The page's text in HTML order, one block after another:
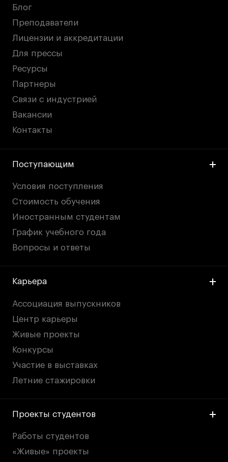
Блог
Преподаватели
Лицензии и аккредитации
Для прессы
Ресурсы
Партнеры
Связи с индустрией
Вакансии
Контакты
Поступающим
Условия поступления
Стоимость обучения
Иностранным студентам
График учебного года
Вопросы и ответы
Карьера
Ассоциация выпускников
Центр карьеры
Живые проекты
Конкурсы
Участие в выставках
Летние стажировки
Проекты студентов
Работы студентов
«Живые» проекты